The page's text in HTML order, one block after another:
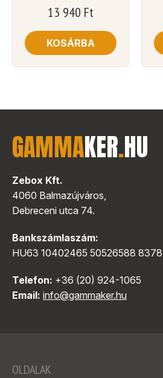
13 940 Ft
KOSÁRBA
GAMMAKER.HU
Zebox Kft.
4060 Balmazújváros,
Debreceni utca 74.
Bankszámlaszám:
HU63 10402465 50526588
Telefon: +36 (20) 924-1065
Email: info@gammaker.hu
OLDALAK